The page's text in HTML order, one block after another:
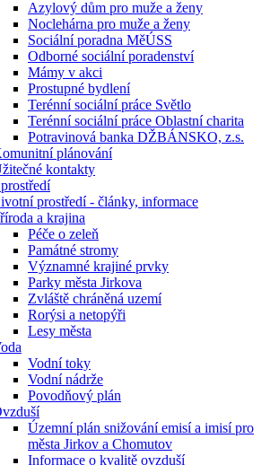
Azylový dům pro muže a ženy
Noclehárna pro muže a ženy
Sociální poradna MěÚSS
Odborné sociální poradenství
Mámy v akci
Prostupné bydlení
Terénní sociální práce Světlo
Terénní sociální práce Oblastní charita
Potravinová banka DŽBÁNSKO, z.s.
plánování
kontakty
prostředí - články, informace
a krajina
Péče o zeleň
Památné stromy
Významné krajiné prvky
Parky města Jirkova
Zvláště chráněná uzemí
Rorýsi a netopýři
Lesy města
Vodní toky
Vodní nádrže
Povodňový plán
Územní plán snižování emisí a imisí pro
města Jirkov a Chomutov
Informace o kvalitě ovzduší